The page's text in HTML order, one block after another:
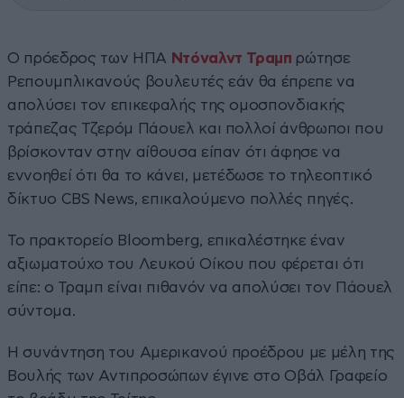
Ο πρόεδρος των ΗΠΑ Ντόναλντ Τραμπ ρώτησε
Ρεπουμπλικανούς βουλευτές εάν θα έπρεπε να
απολύσει τον επικεφαλής της ομοσπονδιακής
τράπεζας Τζερόμ Πάουελ και πολλοί άνθρωποι που
βρίσκονταν στην αίθουσα είπαν ότι άφησε να
εννοηθεί ότι θα το κάνει, μετέδωσε το τηλεοπτικό
δίκτυο CBS News, επικαλούμενο πολλές πηγές.
Το πρακτορείο Bloomberg, επικαλέστηκε έναν
αξιωματούχο του Λευκού Οίκου που φέρεται ότι
είπε: ο Τραμπ είναι πιθανόν να απολύσει τον Πάουελ
σύντομα.
Η συνάντηση του Αμερικανού προέδρου με μέλη της
Βουλής των Αντιπροσώπων έγινε στο Οβάλ Γραφείο